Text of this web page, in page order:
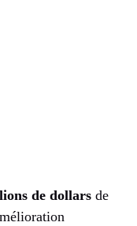
de dollars de